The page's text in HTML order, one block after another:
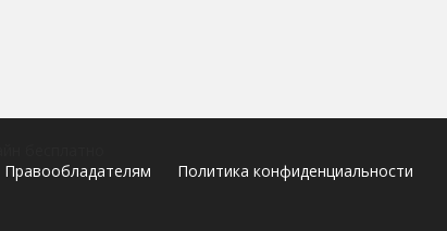
Правообладателям Политика конфиденциальности